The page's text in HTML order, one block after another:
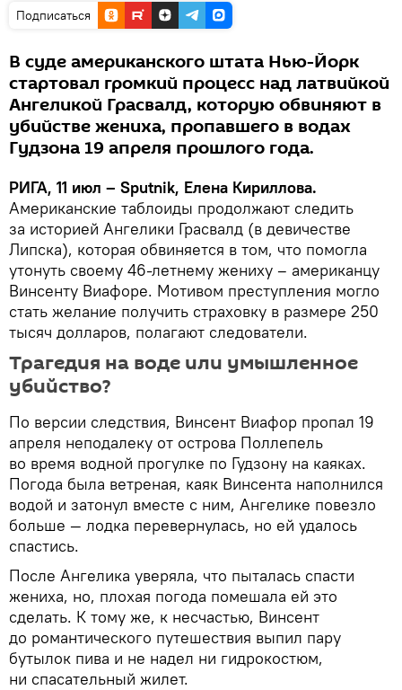
Подписаться
В суде американского штата Нью-Йорк
стартовал громкий процесс над латвийкой
Ангеликой Грасвалд, которую обвиняют в
убийстве жениха, пропавшего в водах
Гудзона 19 апреля прошлого года.
РИГА, 11 июл – Sputnik, Елена Кириллова.
Американские таблоиды продолжают следить
за историей Ангелики Грасвалд (в девичестве
Липска), которая обвиняется в том, что помогла
утонуть своему 46-летнему жениху – американцу
Винсенту Виафоре. Мотивом преступления могло
стать желание получить страховку в размере 250
тысяч долларов, полагают следователи.
Трагедия на воде или умышленное
убийство?
По версии следствия, Винсент Виафор пропал 19
апреля неподалеку от острова Поллепель
во время водной прогулке по Гудзону на каяках.
Погода была ветреная, каяк Винсента наполнился
водой и затонул вместе с ним, Ангелике повезло
больше — лодка перевернулась, но ей удалось
спастись.
После Ангелика уверяла, что пыталась спасти
жениха, но, плохая погода помешала ей это
сделать. К тому же, к несчастью, Винсент
до романтического путешествия выпил пару
бутылок пива и не надел ни гидрокостюм,
ни спасательный жилет.